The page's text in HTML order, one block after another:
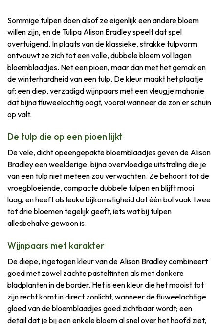
Sommige tulpen doen alsof ze eigenlijk een andere bloem
willen zijn, en de Tulipa Alison Bradley speelt dat spel
overtuigend. In plaats van de klassieke, strakke tulpvorm
ontvouwt ze zich tot een volle, dubbele bloem vol lagen
bloemblaadjes. Net een pioen, maar dan met het gemak en
de winterhardheid van een tulp. De kleur maakt het plaatje
af: een diep, verzadigd wijnpaars met een vleugje mahonie
dat bijna fluweelachtig oogt, vooral wanneer de zon er schuin
op valt.
De tulp die op een pioen lijkt
De vele, dicht opeengepakte bloemblaadjes geven de Alison
Bradley een weelderige, bijna overvloedige uitstraling die je
van een tulp niet meteen zou verwachten. Ze behoort tot de
vroegbloeiende, compacte dubbele tulpen en blijft mooi
laag, en heeft als leuke bijkomstigheid dat één bol vaak twee
tot drie bloemen tegelijk geeft, iets wat bij tulpen
allesbehalve gewoon is.
Wijnpaars met karakter
De diepe, ingetogen kleur van de Alison Bradley combineert
goed met zowel zachte pasteltinten als met donkere
bladplanten in de border. Het is een kleur die het mooist tot
zijn recht komt in direct zonlicht, wanneer de fluweelachtige
gloed van de bloemblaadjes goed zichtbaar wordt; een
detail dat je bij een enkele bloem al snel over het hoofd ziet,